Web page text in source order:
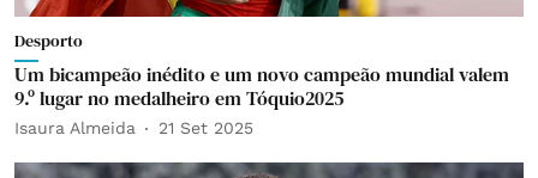
Desporto
Um bicampeão inédito e um novo campeão mundial valem
9.º lugar no medalheiro em Tóquio2025
Isaura Almeida 21 Set 2025